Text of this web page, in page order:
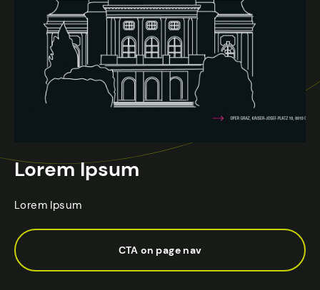
Lorem Ipsum
Lorem Ipsum
CTA on page nav